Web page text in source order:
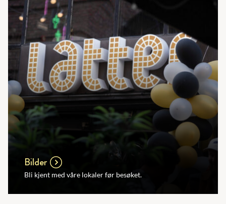
Bilder
Bli kjent med våre lokaler før besøket.